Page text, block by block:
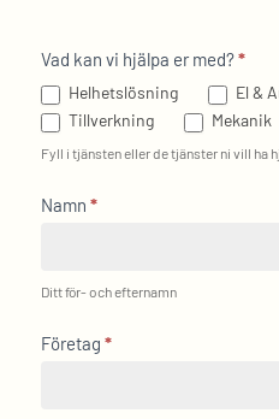
Kontakt
Vad kan vi hjälpa er med?*
Helhetslösning
El &
Tillverkning
Mekanik
Fyll i tjänsten eller de tjänster ni vill ha
Namn *
Ditt för- och efternamn
Företag *